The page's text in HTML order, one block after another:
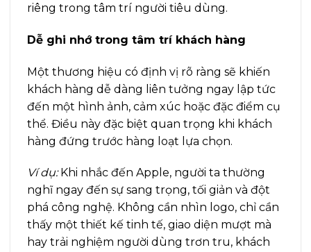
riêng trong tâm trí người tiêu dùng.
Dễ ghi nhớ trong tâm trí khách hàng
Một thương hiệu có định vị rõ ràng sẽ khiến
khách hàng dễ dàng liên tưởng ngay lập tức
đến một hình ảnh, cảm xúc hoặc đặc điểm cụ
thể. Điều này đặc biệt quan trọng khi khách
hàng đứng trước hàng loạt lựa chọn.
Ví dụ:Khi nhắc đến Apple, người ta thường
nghĩ ngay đến sự sang trọng, tối giản và đột
phá công nghệ. Không cần nhìn logo, chỉ cần
thấy một thiết kế tinh tế, giao diện mượt mà
hay trải nghiệm người dùng trơn tru, khách